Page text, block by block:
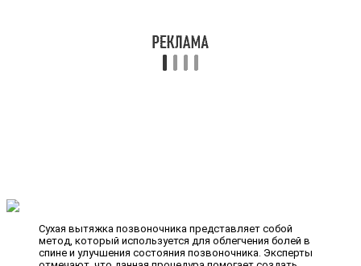
Сухая вытяжка позвоночника представляет собой
метод, который используется для облегчения болей в
спине и улучшения состояния позвоночника. Эксперты